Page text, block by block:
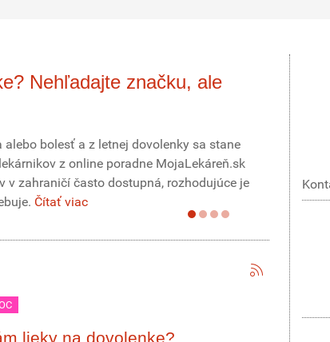
Nehľadajte značku, ale
bolesť a z letnej dovolenky sa stane
z online poradne MojaLekáreň.sk
v zahraničí často dostupná, rozhodujúce je
Čítať viac
lieky na dovolenke?